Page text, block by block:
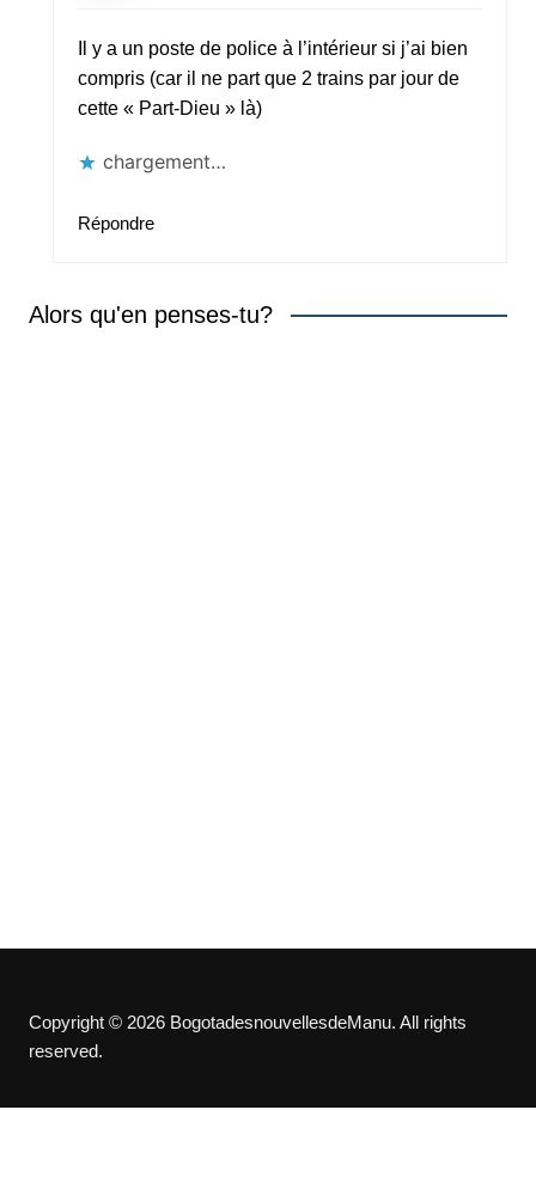
Il y a un poste de police à l’intérieur si j’ai bien
compris (car il ne part que 2 trains par jour de
cette « Part-Dieu » là)
chargement…
Répondre
Alors qu'en penses-tu?
Copyright © 2026 BogotadesnouvellesdeManu. All rights
reserved.